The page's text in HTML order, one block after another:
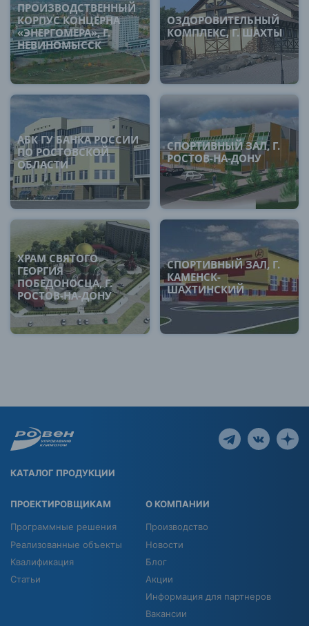
ПРОИЗВОДСТВЕННЫЙ
КОРПУС КОНЦЕРНА
«ЭНЕРГОМЕРА», Г.
НЕВИНОМЫССК
ОЗДОРОВИТЕЛЬНЫЙ
КОМПЛЕКС, Г. ШАХТЫ
АБК ГУ БАНКА РОССИИ
ПО РОСТОВСКОЙ
ОБЛАСТИ
СПОРТИВНЫЙ ЗАЛ, Г.
РОСТОВ-НА-ДОНУ
ХРАМ СВЯТОГО
ГЕОРГИЯ
ПОБЕДОНОСЦА, Г.
РОСТОВ-НА-ДОНУ
СПОРТИВНЫЙ ЗАЛ, Г.
КАМЕНСК-
ШАХТИНСКИЙ
КАТАЛОГ ПРОДУКЦИИ
ПРОЕКТИРОВЩИКАМ
Программные решения
Реализованные объекты
Квалификация
Статьи
О КОМПАНИИ
Производство
Новости
Блог
Акции
Информация для партнеров
Вакансии